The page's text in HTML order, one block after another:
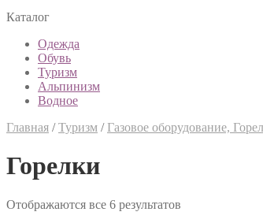
Каталог
Одежда
Обувь
Туризм
Альпинизм
Водное
Главная /Туризм / Газовое оборудование,
Горелки
Отображаются все 6 результатов